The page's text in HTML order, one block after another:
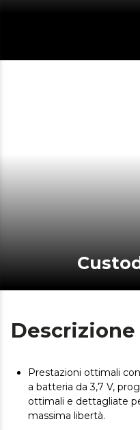
Descrizione
Prestazioni ottimali
a batteria da 3,7 V,
ottimali e dettagliate
massima libertà.